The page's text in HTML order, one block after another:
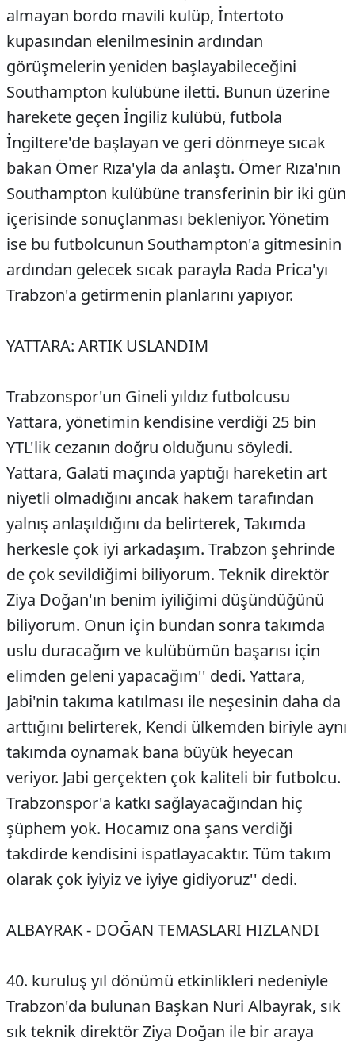
almayan bordo mavili kulüp, İntertoto
kupasından elenilmesinin ardından
görüşmelerin yeniden başlayabileceğini
Southampton kulübüne iletti. Bunun üzerine
harekete geçen İngiliz kulübü, futbola
İngiltere'de başlayan ve geri dönmeye sıcak
bakan Ömer Rıza'yla da anlaştı. Ömer Rıza'nın
Southampton kulübüne transferinin bir iki gün
içerisinde sonuçlanması bekleniyor. Yönetim
ise bu futbolcunun Southampton'a gitmesinin
ardından gelecek sıcak parayla Rada Prica'yı
Trabzon'a getirmenin planlarını yapıyor.
YATTARA: ARTIK USLANDIM
Trabzonspor'un Gineli yıldız futbolcusu
Yattara, yönetimin kendisine verdiği 25 bin
YTL'lik cezanın doğru olduğunu söyledi.
Yattara, Galati maçında yaptığı hareketin art
niyetli olmadığını ancak hakem tarafından
yalnış anlaşıldığını da belirterek, Takımda
herkesle çok iyi arkadaşım. Trabzon şehrinde
de çok sevildiğimi biliyorum. Teknik direktör
Ziya Doğan'ın benim iyiliğimi düşündüğünü
biliyorum. Onun için bundan sonra takımda
uslu duracağım ve kulübümün başarısı için
elimden geleni yapacağım'' dedi. Yattara,
Jabi'nin takıma katılması ile neşesinin daha da
arttığını belirterek, Kendi ülkemden biriyle aynı
takımda oynamak bana büyük heyecan
veriyor. Jabi gerçekten çok kaliteli bir futbolcu.
Trabzonspor'a katkı sağlayacağından hiç
şüphem yok. Hocamız ona şans verdiği
takdirde kendisini ispatlayacaktır. Tüm takım
olarak çok iyiyiz ve iyiye gidiyoruz'' dedi.
ALBAYRAK - DOĞAN TEMASLARI HIZLANDI
40. kuruluş yıl dönümü etkinlikleri nedeniyle
Trabzon'da bulunan Başkan Nuri Albayrak, sık
sık teknik direktör Ziya Doğan ile bir araya